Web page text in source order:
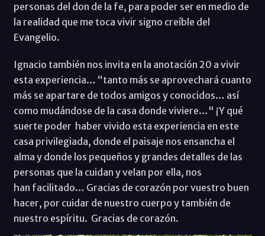
personas del don de la fe, para poder ser en medio de
la realidad que me toca vivir signo creíble del
Evangelio.
Ignacio también nos invita en la anotación 20 a vivir
esta experiencia… “tanto más se aprovechará cuanto
más se apartare de todos amigos y conocidos… así
como mudándose de la casa donde viviere…" ¡Y qué
suerte poder haber vivido esta experiencia en este
casa privilegiada, donde el paisaje nos ensancha el
alma y donde los pequeños y grandes detalles de las
personas que la cuidan y velan por ella, nos
han facilitado… Gracias de corazón por vuestro buen
hacer, por cuidar de nuestro cuerpo y también de
nuestro espíritu. Gracias de corazón.